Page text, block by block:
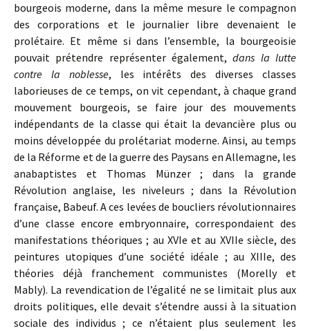
bourgeois moderne, dans la même mesure le compagnon
des corporations et le journalier libre devenaient le
prolétaire. Et même si dans l’ensemble, la bourgeoisie
pouvait prétendre représenter également,dans la lutte
contre la noblesse, les intérêts des diverses classes
laborieuses de ce temps, on vit cependant, à chaque grand
mouvement bourgeois, se faire jour des mouvements
indépendants de la classe qui était la devancière plus ou
moins développée du prolétariat moderne. Ainsi, au temps
de la Réforme et de la guerre des Paysans en Allemagne, les
anabaptistes et Thomas Münzer ; dans la grande
Révolution anglaise, les niveleurs ; dans la Révolution
française, Babeuf. A ces levées de boucliers révolutionnaires
d’une classe encore embryonnaire, correspondaient des
manifestations théoriques ; au XVIe et au XVIIe siècle, des
peintures utopiques d’une société idéale ; au XIIIe, des
théories déjà franchement communistes (Morelly et
Mably). La revendication de l’égalité ne se limitait plus aux
droits politiques, elle devait s’étendre aussi à la situation
sociale des individus ; ce n’étaient plus seulement les